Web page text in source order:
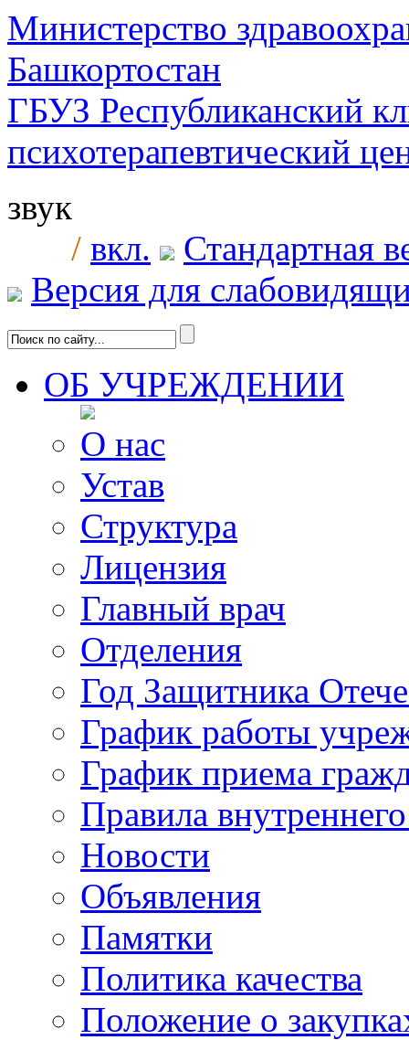
Министерство
Башкортостан
ГБУЗ Республиканский
психотерапевтический
звук
/ вкл.
Стандартная
Версия для
ОБ УЧРЕЖДЕНИИ
О нас
Устав
Структура
Лицензия
Главный врач
Отделения
Год Защитника
График работы
График приема
Правила
Новости
Объявления
Памятки
Политика качества
Положение о